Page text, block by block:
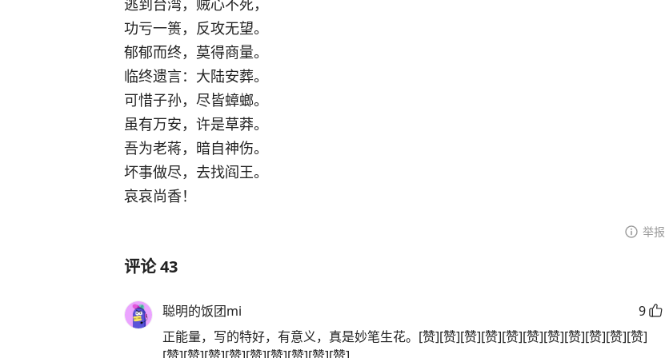
逃到台湾，贼心不死，
功亏一篑，反攻无望。
郁郁而终，莫得商量。
临终遗言：大陆安葬。
可惜子孙，尽皆蟑螂。
虽有万安，许是草莽。
吾为老蒋，暗自神伤。
坏事做尽，去找阎王。
哀哀尚香！
举报
评论43
聪明的饭团mi
9
正能量，写的特好，有意义，真是妙笔生花。[赞][赞][赞][赞][赞][赞][赞][赞][赞][赞][赞]